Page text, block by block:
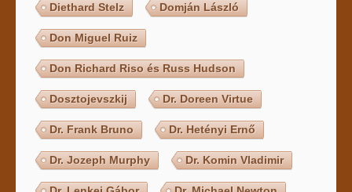
Diethard Stelz Domján László
Don Miguel Ruiz
Don Richard Riso és Russ Hudson
Dosztojevszkij Dr. Doreen Virtue
Dr. Frank Bruno Dr. Hetényi Ernő
Dr. Jozeph Murphy Dr. Komin Vladimir